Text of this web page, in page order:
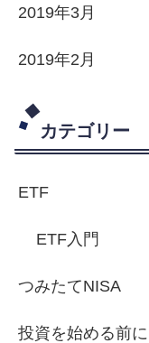
2019年3月
2019年2月
カテゴリー
ETF
ETF入門
つみたてNISA
投資を始める前に